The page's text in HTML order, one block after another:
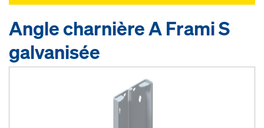
Angle charnière A Frami S
galvanisée